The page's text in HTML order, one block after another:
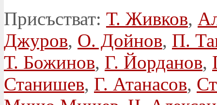
Присъстват: Т. Живков,
Джуров, О. Дойнов, П.
Т. Божинов, Г. Йорданов,
Станишев, Г. Атанасов,